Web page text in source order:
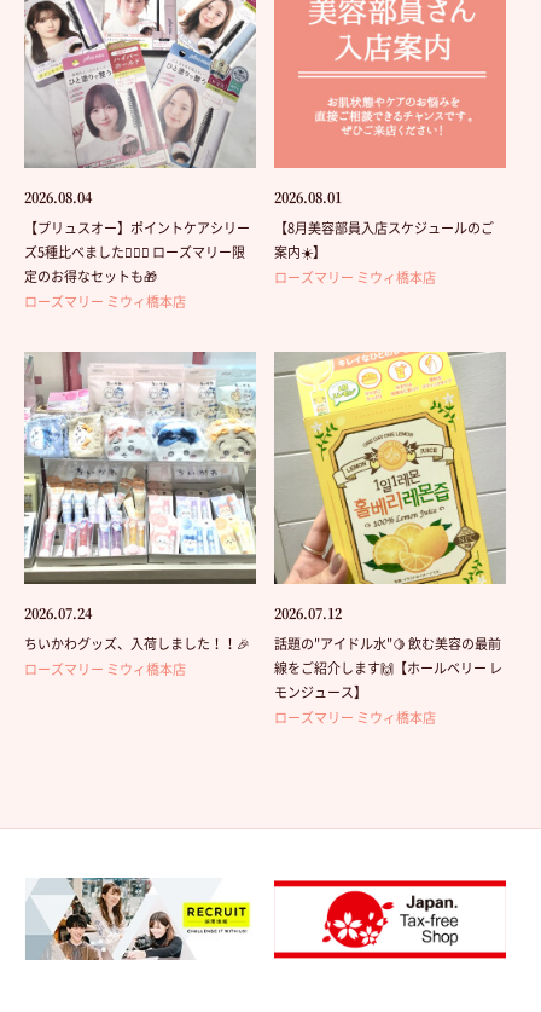
2026.08.04
【プリュスオー】ポイントケアシリー
ズ5種比べました💁🏻‍♀️ ローズマリー限
定のお得なセットも🎁
ローズマリー ミウィ橋本店
2026.08.01
【8月美容部員入店スケジュールのご
案内☀️】
ローズマリー ミウィ橋本店
2026.07.24
ちいかわグッズ、入荷しました！！🎉
ローズマリー ミウィ橋本店
2026.07.12
話題の"アイドル水"🍋 飲む美容の最前
線をご紹介します🙌【ホールベリー レ
モンジュース】
ローズマリー ミウィ橋本店